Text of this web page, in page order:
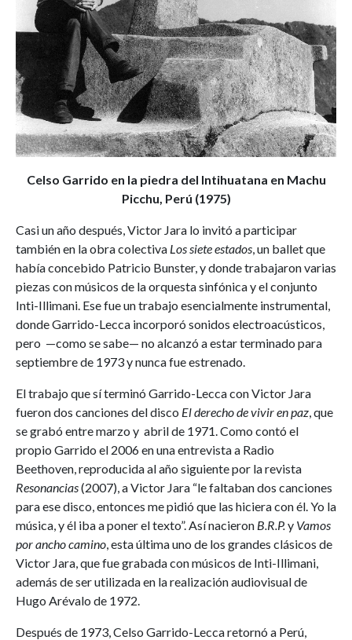
Celso Garrido en la piedra del Intihuatana en Machu
Picchu, Perú (1975)
Casi un año después, Victor Jara lo invitó a participar
también en la obra colectiva Los siete estados , un ballet que
había concebido Patricio Bunster, y donde trabajaron varias
piezas con músicos de la orquesta sinfónica y el conjunto
Inti-Illimani. Ese fue un trabajo esencialmente instrumental,
donde Garrido-Lecca incorporó sonidos electroacústicos,
pero —como se sabe— no alcanzó a estar terminado para
septiembre de 1973 y nunca fue estrenado.
El trabajo que sí terminó Garrido-Lecca con Victor Jara
fueron dos canciones del disco El derecho de vivir en paz , que
se grabó entre marzo y abril de 1971. Como contó el
propio Garrido el 2006 en una entrevista a Radio
Beethoven, reproducida al año siguiente por la revista
Resonancias(2007), a Victor Jara “le faltaban dos canciones
para ese disco, entonces me pidió que las hiciera con él. Yo la
música, y él iba a poner el texto”. Así nacieron B.R.P. y Vamos
por ancho camino , esta última uno de los grandes clásicos de
Victor Jara, que fue grabada con músicos de Inti-Illimani,
además de ser utilizada en la realización audiovisual de
Hugo Arévalo de 1972.
Después de 1973, Celso Garrido-Lecca retornó a Perú,